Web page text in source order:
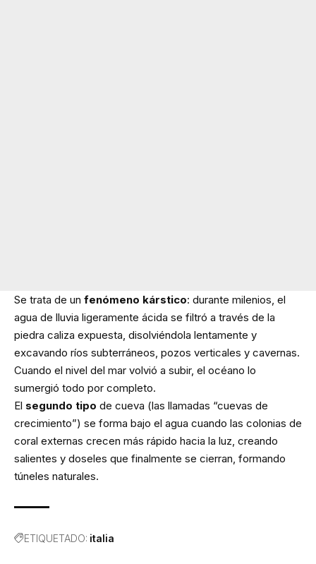
Se trata de un fenómeno kárstico: durante milenios, el
agua de lluvia ligeramente ácida se filtró a través de la
piedra caliza expuesta, disolviéndola lentamente y
excavando ríos subterráneos, pozos verticales y cavernas.
Cuando el nivel del mar volvió a subir, el océano lo
sumergió todo por completo.
El segundo tipo de cueva (las llamadas “cuevas de
crecimiento”) se forma bajo el agua cuando las colonias de
coral externas crecen más rápido hacia la luz, creando
salientes y doseles que finalmente se cierran, formando
túneles naturales.
ETIQUETADO: italia